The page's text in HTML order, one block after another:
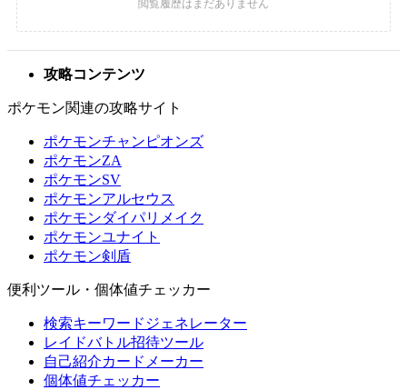
攻略コンテンツ
ポケモン関連の攻略サイト
ポケモンチャンピオンズ
ポケモンZA
ポケモンSV
ポケモンアルセウス
ポケモンダイパリメイク
ポケモンユナイト
ポケモン剣盾
便利ツール・個体値チェッカー
検索キーワードジェネレーター
レイドバトル招待ツール
自己紹介カードメーカー
個体値チェッカー